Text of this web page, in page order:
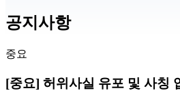
공지사항
중요
[중요] 허위사실 유포 및 사칭